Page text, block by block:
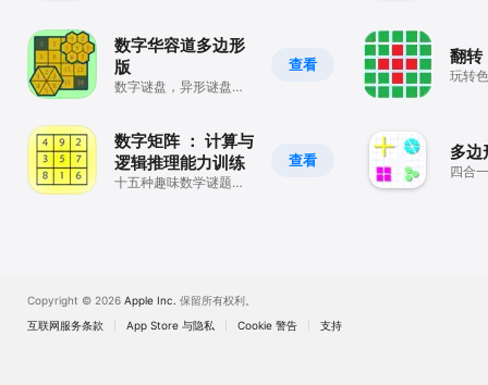
查看
数字华容道多边形
版
数字谜盘，异形谜盘，
查看
数字矩阵 ： 计算与
逻辑推理能力训练
十五种趣味数学谜题，
翻转
玩转
多边
四合
Copyright © 2026 Apple Inc. 保留所有权利。
互联网服务条款
App Store 与隐私 Cookie 警告 支持